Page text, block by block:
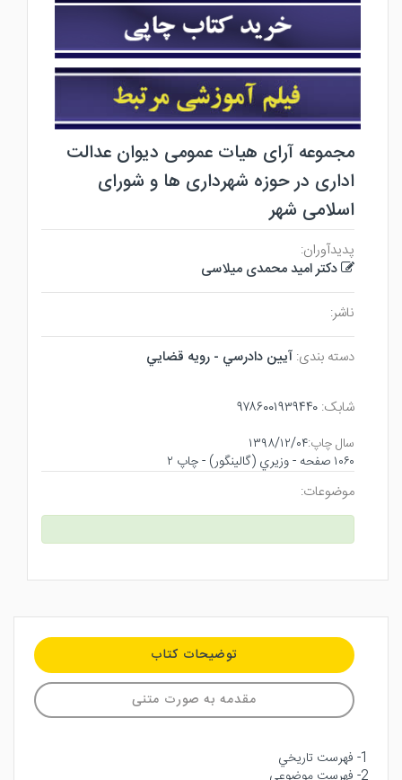
مجموعه آرای هیات عمومی دیوان عدالت
اداری در حوزه شهرداری ها و شورای
اسلامی شهر
پدیدآوران:
دکتر امید محمدی میلاسی
ناشر:
دسته بندی: آيين دادرسي - رويه قضايي
شابک: ۹۷۸۶۰۰۱۹۳۹۴۴۰
سال چاپ:۱۳۹۸/۱۲/۰۴
۱۰۶۰ صفحه - وزيري (گالينگور) - چاپ ۲
موضوعات:
توضیحات کتاب
مقدمه به صورت متنی
1- فهرست تاريخي